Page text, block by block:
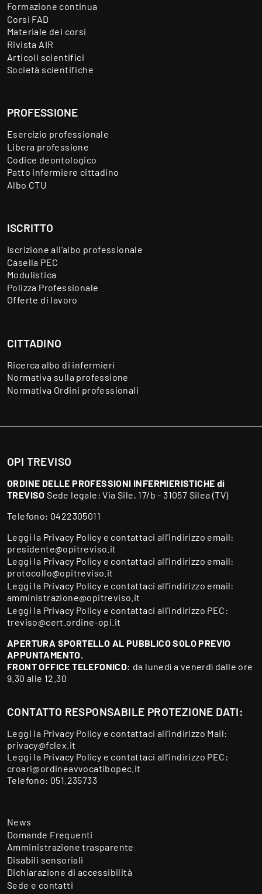
Formazione continua
Corsi FAD
Materiale dei corsi
Rivista AIR
Articoli scientifici
Società scientifiche
PROFESSIONE
Esercizio professionale
Libera professione
Codice deontologico
Patto infermiere cittadino
Albo CTU
ISCRITTO
Iscrizione all’albo professionale
Casella PEC
Modulistica
Polizza Professionale
Offerte di lavoro
CITTADINO
Ricerca albo di infermieri
Normativa sulla professione
Normativa Ordini professionali
OPI TREVISO
ORDINE DELLE PROFESSIONI INFERMIERISTICHE di
TREVISO Sede legale: Via Sile, 17/b - 31057 Silea (TV)
Telefono: 0422305011
Leggi la Privacy Policy e contattaci all'indirizzo email:
presidente@opitreviso.it
Leggi la Privacy Policy e contattaci all'indirizzo email:
protocollo@opitreviso.it
Leggi la Privacy Policy e contattaci all'indirizzo email:
amministrazione@opitreviso.it
Leggi la Privacy Policy e contattaci all'indirizzo PEC:
treviso@cert.ordine-opi.it
APERTURA SPORTELLO AL PUBBLICO SOLO PREVIO
APPUNTAMENTO.
FRONT OFFICE TELEFONICO: da lunedì a venerdì dalle ore
9.30 alle 12.30
CONTATTO RESPONSABILE PROTEZIONE DATI:
Leggi la Privacy Policy e contattaci all’indirizzo Mail:
privacy@fclex.it
Leggi la Privacy Policy e contattaci all’indirizzo PEC:
croari@ordineavvocatibopec.it
Telefono: 051.235733
News
Domande Frequenti
Amministrazione trasparente
Disabili sensoriali
Dichiarazione di accessibilità
Sede e contatti